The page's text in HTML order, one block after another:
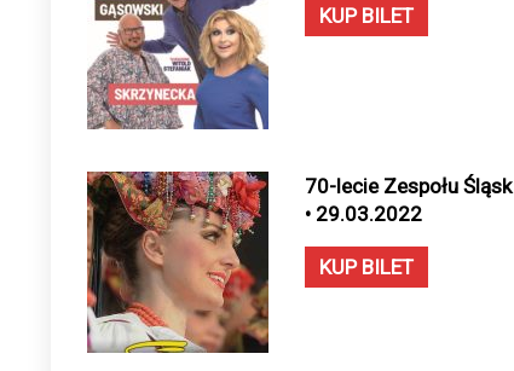
KUP BILET
70-lecie Zespołu
• 29.03.2022
KUP BILET